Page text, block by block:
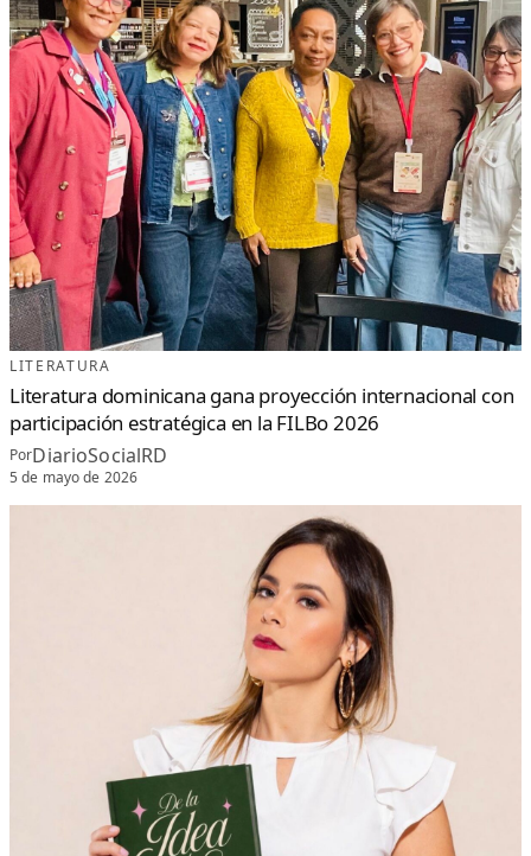
LITERATURA
Literatura dominicana gana proyección internacional con
participación estratégica en la FILBo 2026
PorDiarioSocialRD
5 de mayo de 2026